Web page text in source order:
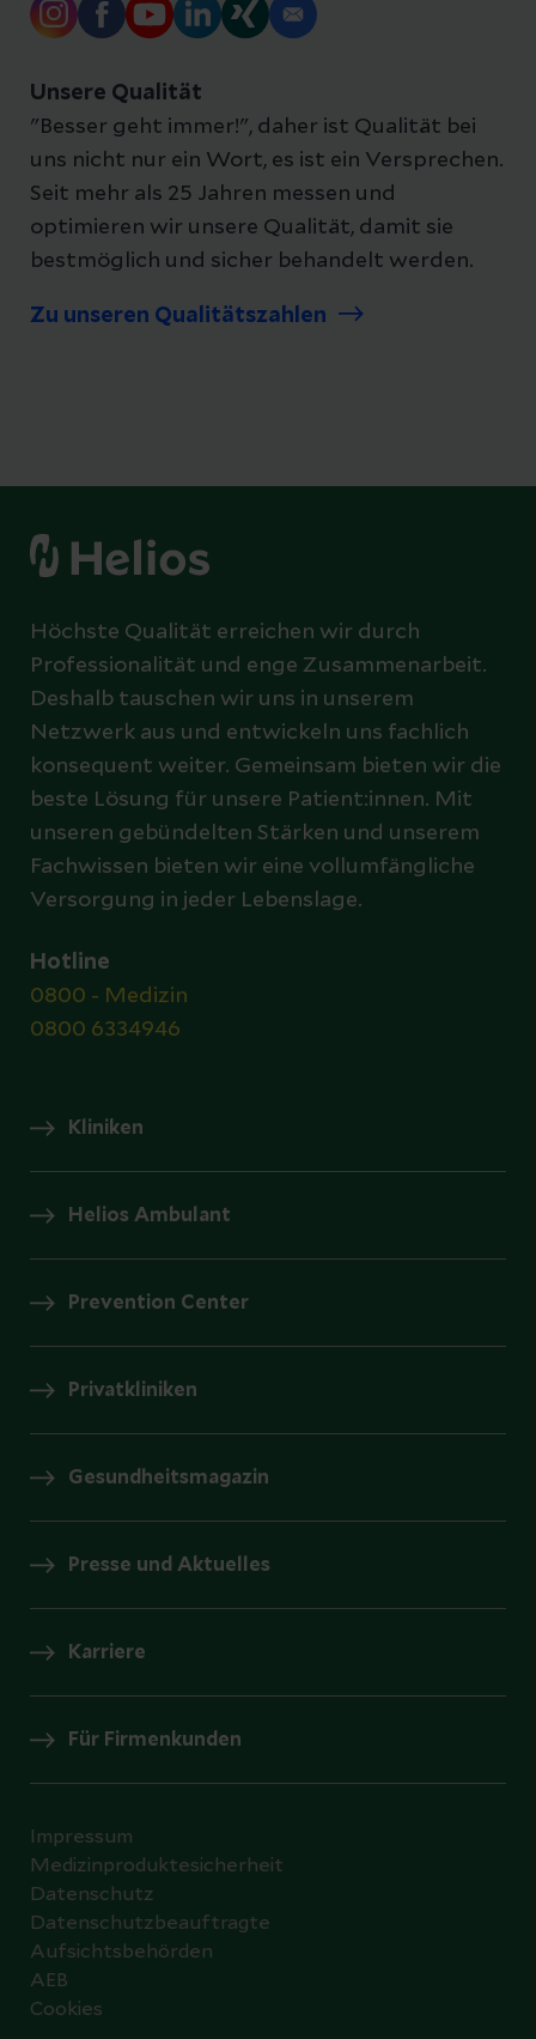
Unsere Qualität
"Besser geht immer!", daher ist Qualität bei
uns nicht nur ein Wort, es ist ein Versprechen.
Seit mehr als 25 Jahren messen und
optimieren wir unsere Qualität, damit sie
bestmöglich und sicher behandelt werden.
Zu unseren Qualitätszahlen
Höchste Qualität erreichen wir durch
Professionalität und enge Zusammenarbeit.
Deshalb tauschen wir uns in unserem
Netzwerk aus und entwickeln uns fachlich
konsequent weiter. Gemeinsam bieten wir die
beste Lösung für unsere Patient:innen. Mit
unseren gebündelten Stärken und unserem
Fachwissen bieten wir eine vollumfängliche
Versorgung in jeder Lebenslage.
Hotline
0800 - Medizin
0800 6334946
Kliniken
Helios Ambulant
Prevention Center
Privatkliniken
Gesundheitsmagazin
Presse und Aktuelles
Karriere
Für Firmenkunden
Impressum
Medizinproduktesicherheit
Datenschutz
Datenschutzbeauftragte
Aufsichtsbehörden
AEB
Cookies